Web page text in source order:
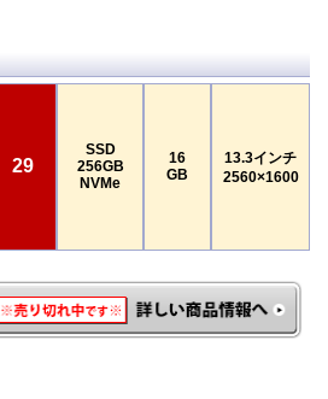
29
SSD
256GB
NVMe
16
GB
13.3インチ
2560×1600